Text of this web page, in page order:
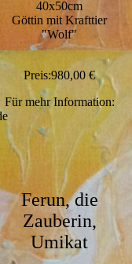
40x50cm
Göttin mit Krafttier
"Wolf"
Preis:980,00 €
Für mehr Information:
Ferun, die
Zauberin,
Umikat